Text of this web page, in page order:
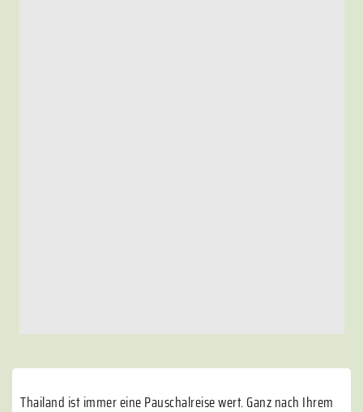
Thailand ist immer eine Pauschalreise wert. Ganz nach Ihrem